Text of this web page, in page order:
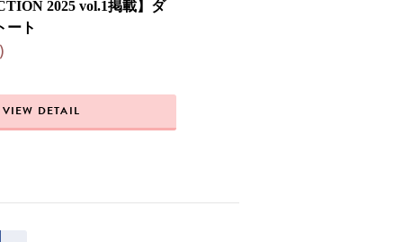
2025 vol.1掲載】ダ
ート
VIEW DETAIL